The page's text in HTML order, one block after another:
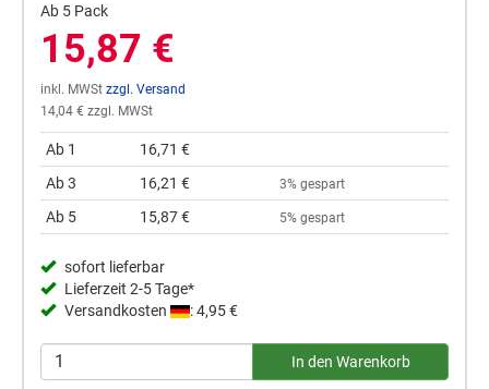
Ab 5 Pack
15,87 €
inkl. MWSt zzgl. Versand
14,04 € zzgl. MWSt
Ab 1
16,71 €
Ab 3
16,21 € 3% gespart
Ab 5 15,87 € 5% gespart
sofort lieferbar
Lieferzeit 2-5 Tage*
Versandkosten
: 4,95 €